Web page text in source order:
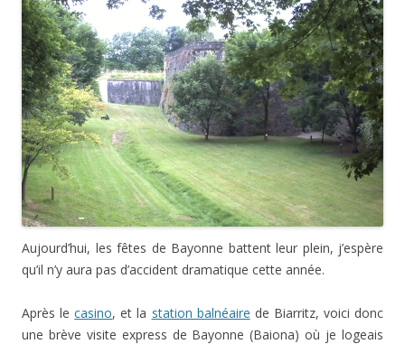
Aujourd’hui, les fêtes de Bayonne battent leur plein, j’espère
qu’il n’y aura pas d’accident dramatique cette année.
Après lecasino, et la station balnéaire de Biarritz, voici donc
une brève visite express de Bayonne (Baiona) où je logeais